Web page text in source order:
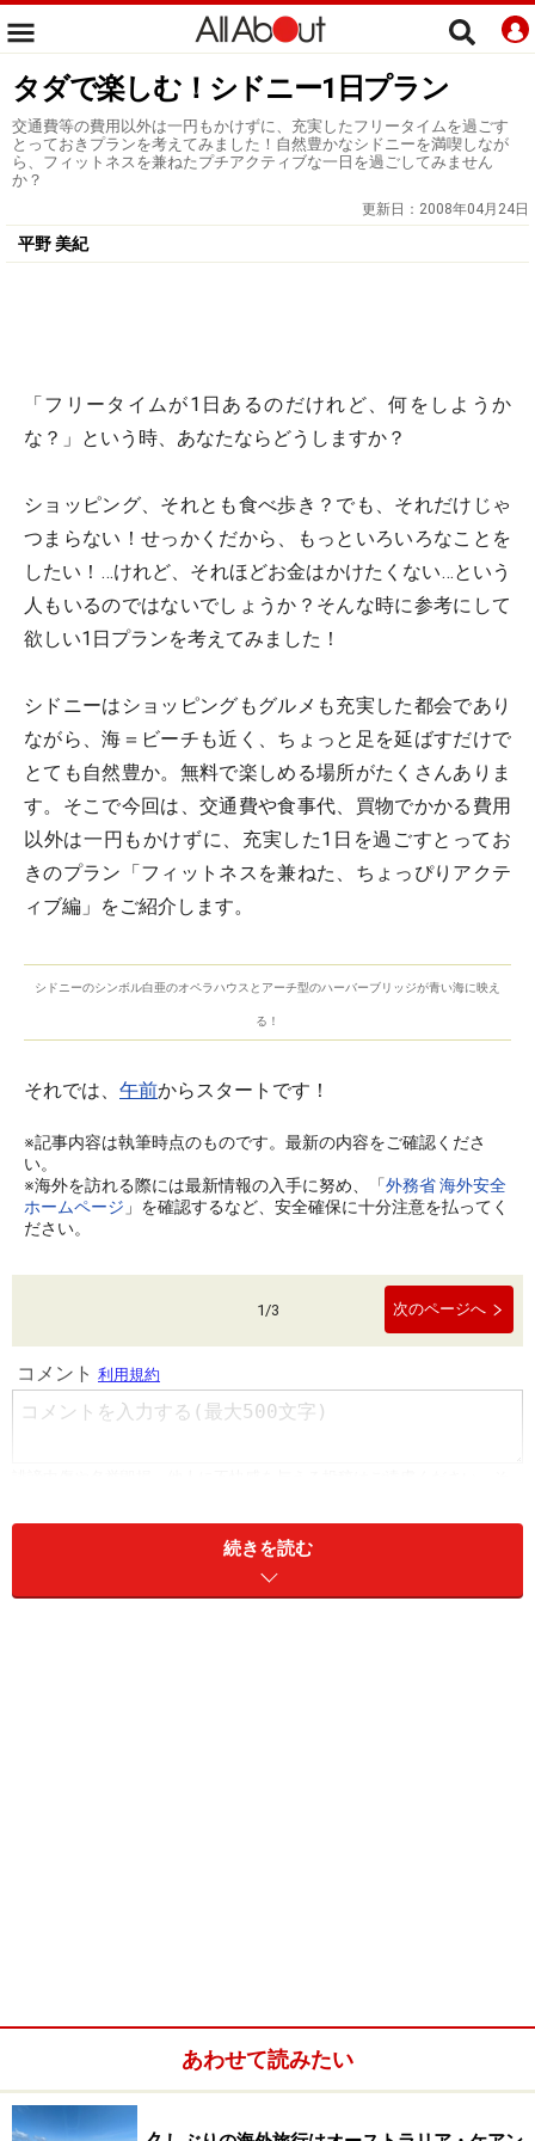
タダで楽しむ！シドニー1日プラン
交通費等の費用以外は一円もかけずに、充実したフリータイムを過ごす
とっておきプランを考えてみました！自然豊かなシドニーを満喫しなが
ら、フィットネスを兼ねたプチアクティブな一日を過ごしてみません
か？
更新日： 2008年04月24日
平野 美紀
「フリータイムが1日あるのだけれど、何をしようか
な？」という時、あなたならどうしますか？
ショッピング、それとも食べ歩き？でも、それだけじゃ
つまらない！せっかくだから、もっといろいろなことを
したい！…けれど、それほどお金はかけたくない…という
人もいるのではないでしょうか？そんな時に参考にして
欲しい1日プランを考えてみました！
シドニーはショッピングもグルメも充実した都会であり
ながら、海＝ビーチも近く、ちょっと足を延ばすだけで
とても自然豊か。無料で楽しめる場所がたくさんありま
す。そこで今回は、交通費や食事代、買物でかかる費用
以外は一円もかけずに、充実した1日を過ごすとってお
きのプラン「フィットネスを兼ねた、ちょっぴりアクテ
ィブ編」をご紹介します。
シドニーのシンボル白亜のオペラハウスとアーチ型のハーバーブリッジが青い海に映え
る！
それでは、 午前からスタートです！
※記事内容は執筆時点のものです。最新の内容をご確認くださ
い。
※海外を訪れる際には最新情報の入手に努め、「外務省 海外安全
ホームページ 」を確認するなど、安全確保に十分注意を払ってく
ださい。
1/3 次のページへ
続きを読む
あわせて読みたい